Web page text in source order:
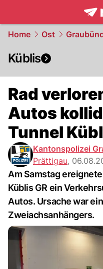
Home Ost
Küblis
Rad
Autos
Tunnel
Kantonspolizei
Prättigau,
Am Samstag
Küblis GR ein
Autos. Ursache war
Zweiachsanhängers.